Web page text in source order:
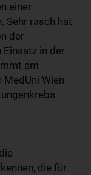
einer
Sehr rasch hat
der
in der
am
Wien
die für